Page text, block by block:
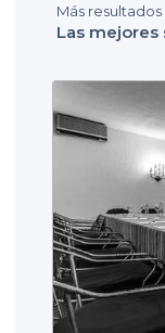
Más resultados
Las mejores